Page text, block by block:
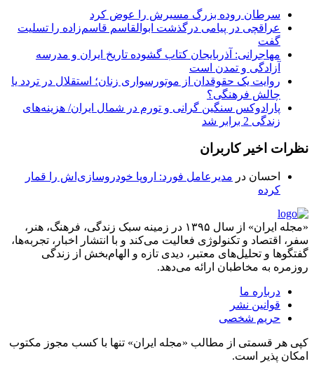
سرطان روده بزرگ مسیرش را عوض کرد
عراقچی در پیامی درگذشت ابوالقاسم قاسم‌زاده را تسلیت
گفت
مهاجرانی: آذربایجان کتاب گشوده تاریخ ایران و مدرسه
آزادگی و تمدن است
روایت یک حقوقدان از موتورسواری زنان؛ استقلال در تردد یا
چالش فرهنگی؟
پارادوکس سنگین گرانی و تورم در شمال ایران/ هزینه‌های
زندگی 2 برابر ‌شد
نظرات اخیر کاربران
احسان در مدیرعامل فورد: اروپا خودروسازی‌اش را قمار
کرده
«مجله ایران» از سال ۱۳۹۵ در زمینه سبک زندگی، فرهنگ، هنر،
سفر، اقتصاد و تکنولوژی فعالیت می‌کند و با انتشار اخبار، تجربه‌ها،
گفتگوها و تحلیل‌های معتبر، دیدی تازه و الهام‌بخش از زندگی
روزمره به مخاطبان ارائه می‌دهد.
درباره ما
قوانین نشر
حریم شخصی
کپی هر قسمتی از مطالب «مجله ایران» تنها با کسب مجوز مکتوب
امکان پذیر است.